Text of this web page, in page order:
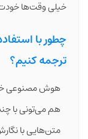
خیلی وقت‌ها خودت
چطور با
ترجمه کنیم؟
هوش مصنوعی
هم می‌تونی با
متن‌هایی با